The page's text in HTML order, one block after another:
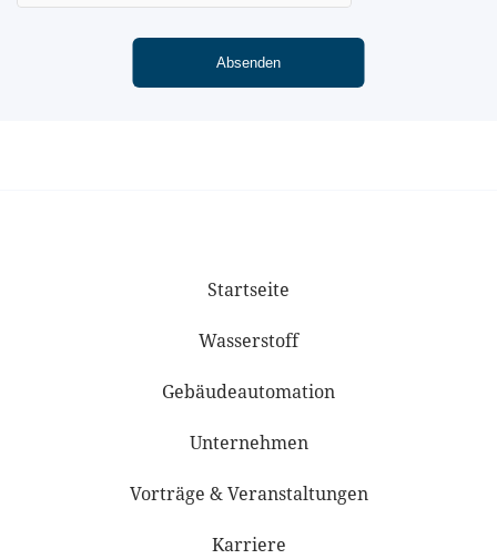
Startseite
Wasserstoff
Gebäudeautomation
Unternehmen
Vorträge & Veranstaltungen
Karriere